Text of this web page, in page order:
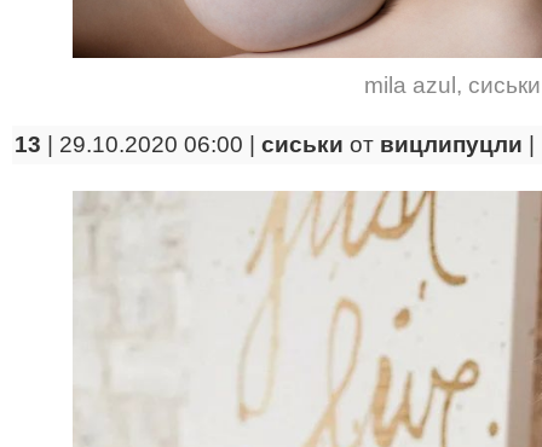
mila azul , сиськи
13 | 29.10.2020 06:00 | сиськи от вицлипуцли